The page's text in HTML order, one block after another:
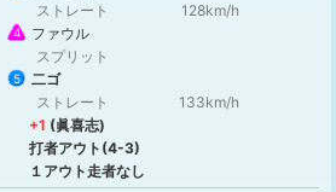
ストレート
128km/h
4
ファウル
スプリット
5
二ゴ
ストレート
133km/h
+1 (眞喜志)
打者アウト(4-3)
１アウト走者なし